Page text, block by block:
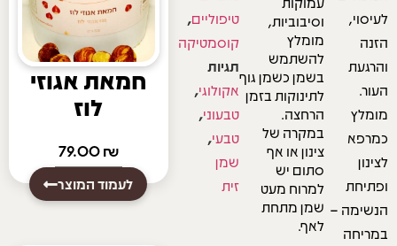
לעיסוי,
הזנה
והרגעת
העור.
מומלץ
כמרפא
לצינון
ופתיחת
הנשימה –
במריחה
וסיבוביות,
מומלץ
להשתמש
בשמן כשמן גוף
לתינוקות בזמן
הרחצה.
במקרה של
צינון או אף
סתום יש
למרוח מעט
שמן מתחת
לאף.
טיפוליים,
קוסמטיקה
תגיות
אקולוגי,
טבעוני,
טבעי,
שמן
זית
חמאת אגוזי
לוז
₪
79.00
לעמוד המוצר